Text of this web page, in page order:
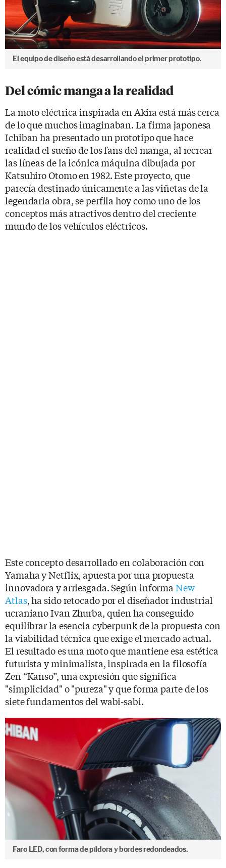
El equipo de diseño está desarrollando el primer prototipo.
Del cómic manga a la realidad
La moto eléctrica inspirada en Akira está más cerca
de lo que muchos imaginaban. La firma japonesa
Ichiban ha presentado un prototipo que hace
realidad el sueño de los fans del manga, al recrear
las líneas de la icónica máquina dibujada por
Katsuhiro Otomo en 1982. Este proyecto, que
parecía destinado únicamente a las viñetas de la
legendaria obra, se perfila hoy como uno de los
conceptos más atractivos dentro del creciente
mundo de los vehículos eléctricos.
Este concepto desarrollado en colaboración con
Yamaha y Netflix, apuesta por una propuesta
innovadora y arriesgada. Según informaNew
Atlas, ha sido retocado por el diseñador industrial
ucraniano Ivan Zhurba, quien ha conseguido
equilibrar la esencia cyberpunk de la propuesta con
la viabilidad técnica que exige el mercado actual.
El resultado es una moto que mantiene esa estética
futurista y minimalista, inspirada en la filosofía
Zen “Kanso”, una expresión que significa
"simplicidad" o "pureza" y que forma parte de los
siete fundamentos del wabi-sabi.
Faro LED, con forma de píldora y bordes redondeados.